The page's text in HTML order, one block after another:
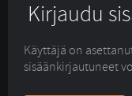
Kirjaudu
Käyttäjä on
sisäänkirjautuneet